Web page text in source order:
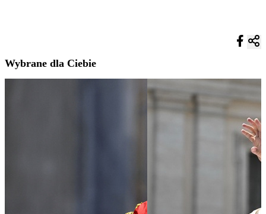
Wybrane dla Ciebie